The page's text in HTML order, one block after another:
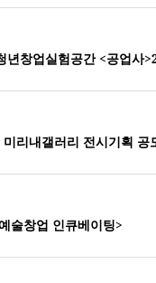
창업실험공간 <공업사
리내갤러리 전시기획 공
술창업 인큐베이팅>